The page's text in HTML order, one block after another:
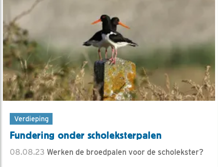
Verdieping
Fundering onder scholeksterpalen
08.08.23 Werken de broedpalen voor de scholekster?